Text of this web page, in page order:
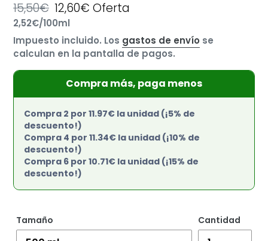
Precio
habitual
15,50€ Precio
de
oferta
12,60€Oferta
Precio
unitario
2,52€/por
100ml
Impuesto incluido. Los gastos de envío se
calculan en la pantalla de pagos.
Compra más, paga menos
Compra 2 por 11.97€ la unidad (¡5% de
descuento!)
Compra 4 por 11.34€ la unidad (¡10% de
descuento!)
Compra 6 por 10.71€ la unidad (¡15% de
descuento!)
Tamaño Cantidad